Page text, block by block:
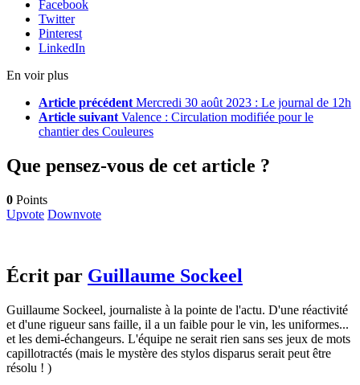
Facebook
Twitter
Pinterest
LinkedIn
En voir plus
Article précédent Mercredi 30 août 2023 : Le journal de 12h
Article suivant Valence : Circulation modifiée pour le
chantier des Couleures
Que pensez-vous de cet article ?
0 Points
Upvote Downvote
Écrit par Guillaume Sockeel
Guillaume Sockeel, journaliste à la pointe de l'actu. D'une réactivité
et d'une rigueur sans faille, il a un faible pour le vin, les uniformes...
et les demi-échangeurs. L'équipe ne serait rien sans ses jeux de mots
capillotractés (mais le mystère des stylos disparus serait peut être
résolu ! )